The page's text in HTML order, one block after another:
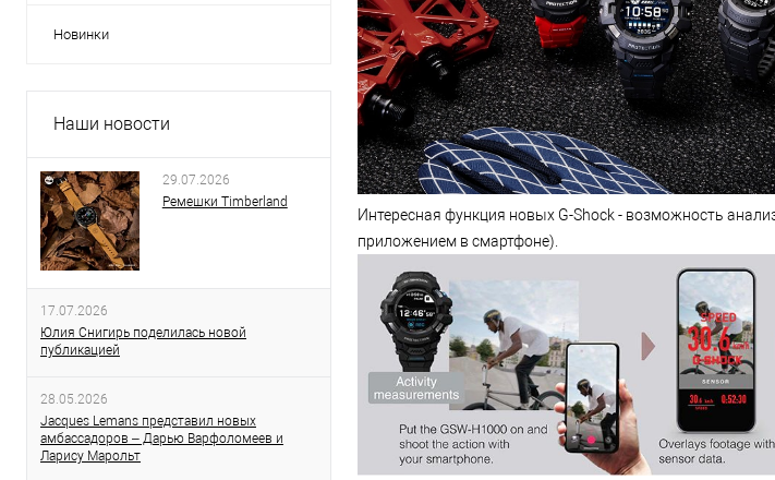
Новинки
Наши новости
29.07.2026
Ремешки Timberland
17.07.2026
Юлия Снигирь поделилась новой
публикацией
28.05.2026
Jacques Lemans представил новых
амбассадоров – Дарью Варфоломеев и
Ларису Марольт
Интересная функция новых G-Shock - возможность
приложением в смартфоне).